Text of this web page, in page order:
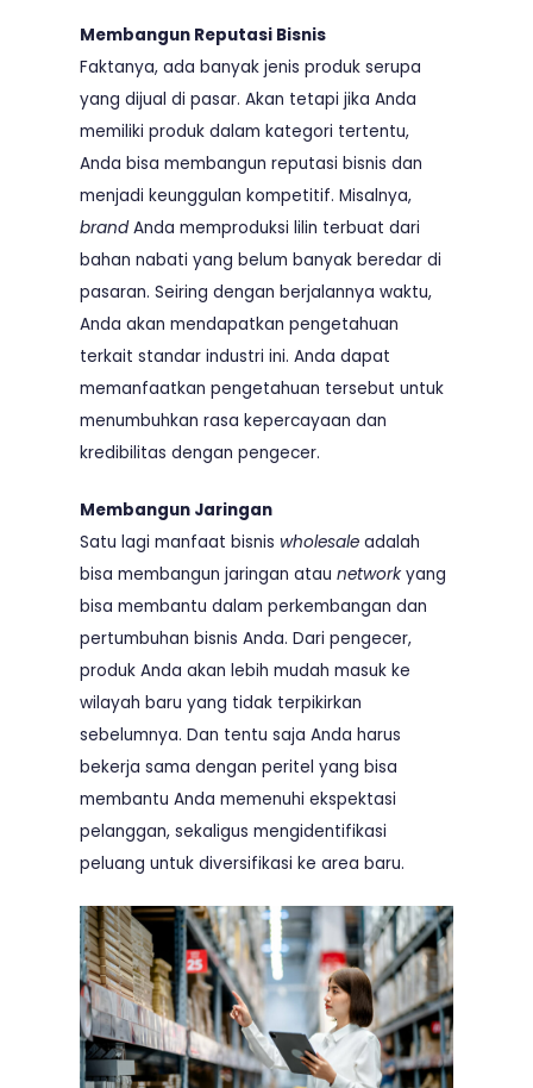
Membangun Reputasi Bisnis
Faktanya, ada banyak jenis produk serupa
yang dijual di pasar. Akan tetapi jika Anda
memiliki produk dalam kategori tertentu,
Anda bisa membangun reputasi bisnis dan
menjadi keunggulan kompetitif. Misalnya,
brandAnda memproduksi lilin terbuat dari
bahan nabati yang belum banyak beredar di
pasaran. Seiring dengan berjalannya waktu,
Anda akan mendapatkan pengetahuan
terkait standar industri ini. Anda dapat
memanfaatkan pengetahuan tersebut untuk
menumbuhkan rasa kepercayaan dan
kredibilitas dengan pengecer.
Membangun Jaringan
Satu lagi manfaat bisnis wholesale adalah
bisa membangun jaringan atau networkyang
bisa membantu dalam perkembangan dan
pertumbuhan bisnis Anda. Dari pengecer,
produk Anda akan lebih mudah masuk ke
wilayah baru yang tidak terpikirkan
sebelumnya. Dan tentu saja Anda harus
bekerja sama dengan peritel yang bisa
membantu Anda memenuhi ekspektasi
pelanggan, sekaligus mengidentifikasi
peluang untuk diversifikasi ke area baru.